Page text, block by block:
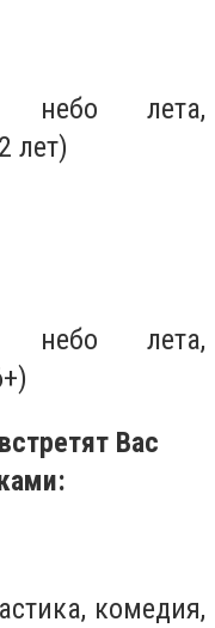
небо лета,
лет)
небо лета,
Вас
комедия,